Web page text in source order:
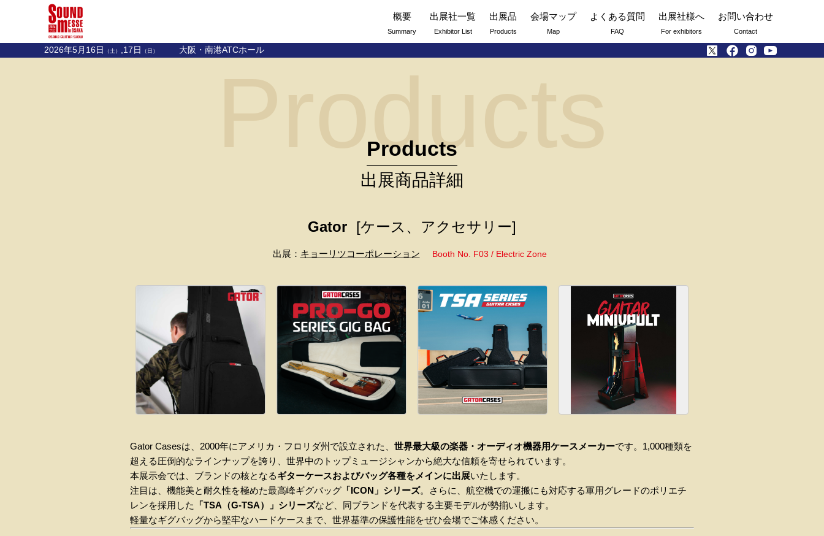
概要
Summary
出展社一覧
Exhibitor List
出展品
Products
会場マップ
Map
よくある質問
FAQ
出展社様へ
For exhibitors
お問い合わせ
Contact
2026年5月16日 （土） ,17日 （日） 大阪・南港ATCホール
Products
Products
出展商品詳細
Gator [ケース、アクセサリー]
出展： キョーリツコーポレーション Booth No. F03 / Electric Zone
Gator Casesは、2000年にアメリカ・フロリダ州で設立された、 世界最大級の楽器・オーディオ機器用ケースメーカーです。1,000種類を
超える圧倒的なラインナップを誇り、世界中のトップミュージシャンから絶大な信頼を寄せられています。
本展示会では、ブランドの核となるギターケースおよびバッグ各種をメインに出展いたします。
注目は、機能美と耐久性を極めた最高峰ギグバッグ 「ICON」シリーズ。さらに、航空機での運搬にも対応する軍用グレードのポリエチ
レンを採用した
「TSA（G-TSA）」シリーズなど、同ブランドを代表する主要モデルが勢揃いします。
軽量なギグバッグから堅牢なハードケースまで、世界基準の保護性能をぜひ会場でご体感ください。